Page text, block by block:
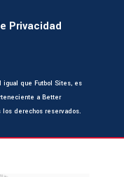
Privacidad
igual que Futbol Sites, es
a Better
derechos reservados.